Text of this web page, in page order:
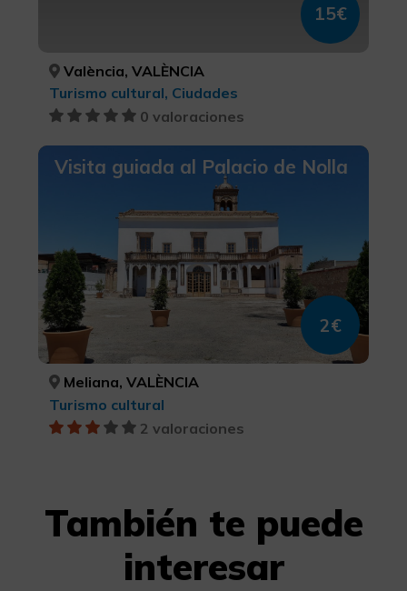
15€
València, VALÈNCIA
Turismo cultural, Ciudades
0 valoraciones
Visita guiada al Palacio de Nolla
2€
Meliana, VALÈNCIA
Turismo cultural
2 valoraciones
También te puede
interesar